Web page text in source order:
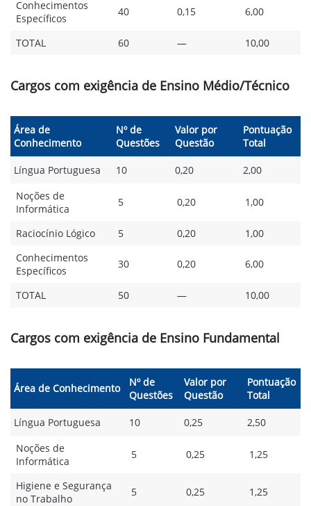
Conhecimentos
Específicos
40 0,15 6,00
TOTAL 60 — 10,00
Cargos com exigência de Ensino Médio/Técnico
Área de
Conhecimento
Nº de
Questões
Valor por
Questão
Pontuação
Total
Língua Portuguesa 10 0,20
2,00
Noções de
Informática
5 0,20 1,00
Raciocínio Lógico 5 0,20
1,00
Conhecimentos
Específicos
30 0,20 6,00
TOTAL 50 — 10,00
Cargos com exigência de Ensino Fundamental
Área de Conhecimento
Nº de
Questões
Valor por
Questão
Pontuação
Total
Língua Portuguesa 10 0,25
2,50
Noções de
Informática
5 0,25 1,25
Higiene e Segurança
no Trabalho
5 0,25 1,25